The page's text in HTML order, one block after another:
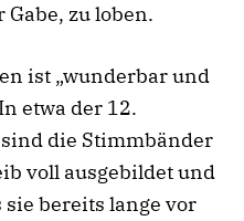
zu loben.
ist „wunderbar und
etwa der 12.
die Stimmbänder
voll ausgebildet und
sie bereits lange vor